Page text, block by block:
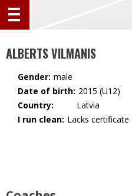
ALBERTS VILMANIS
Gender: male
Date of birth: 2015 (U12)
Country:
🇱🇻 Latvia
I run clean: Lacks certificate